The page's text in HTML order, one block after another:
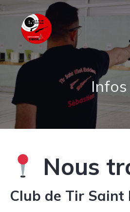
Infos
Nous
Club de Tir Saint